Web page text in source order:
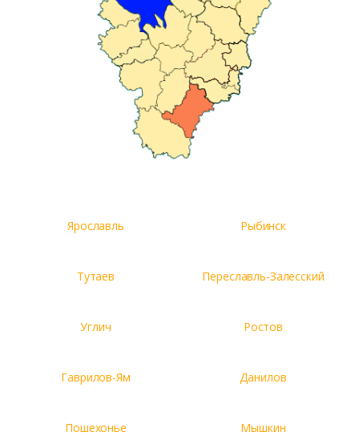
Ярославль Рыбинск
Тутаев Переславль-Залесский
Углич Ростов
Гаврилов-Ям Данилов
Пошехонье Мышкин